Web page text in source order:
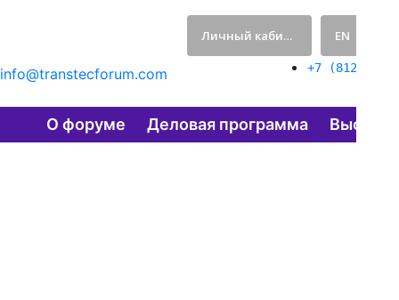
Личный кабинет EN
info@transtecforum.com +7 (812)
О форуме Деловая программа